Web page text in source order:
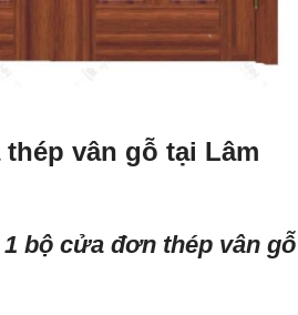
vân gỗ tại Lâm
bộ cửa đơn thép vân gỗ